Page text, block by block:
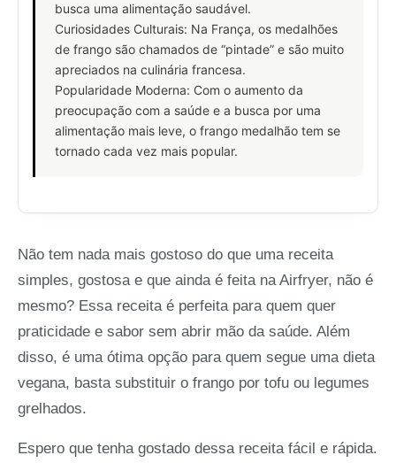
busca uma alimentação saudável.
Curiosidades Culturais: Na França, os medalhões
de frango são chamados de “pintade” e são muito
apreciados na culinária francesa.
Popularidade Moderna: Com o aumento da
preocupação com a saúde e a busca por uma
alimentação mais leve, o frango medalhão tem se
tornado cada vez mais popular.
Não tem nada mais gostoso do que uma receita
simples, gostosa e que ainda é feita na Airfryer, não é
mesmo? Essa receita é perfeita para quem quer
praticidade e sabor sem abrir mão da saúde. Além
disso, é uma ótima opção para quem segue uma dieta
vegana, basta substituir o frango por tofu ou legumes
grelhados.
Espero que tenha gostado dessa receita fácil e rápida.